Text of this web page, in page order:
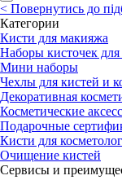
< Повернутись до
Категории
Кисти для макияжа
Наборы кисточек
Мини наборы
Чехлы для кистей и
Декоративная
Косметические
Подарочные
Кисти для
Очищение кистей
Сервисы и